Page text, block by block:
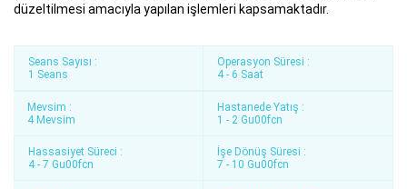
düzeltilmesi amacıyla yapılan işlemleri kapsamaktadır.
Seans Sayısı :
1 Seans
Operasyon Süresi :
4 - 6 Saat
Mevsim :
4 Mevsim
Hastanede Yatış :
1 - 2 Gu00fcn
Hassasiyet Süreci :
4 - 7 Gu00fcn
İşe Dönüş Süresi :
7 - 10 Gu00fcn